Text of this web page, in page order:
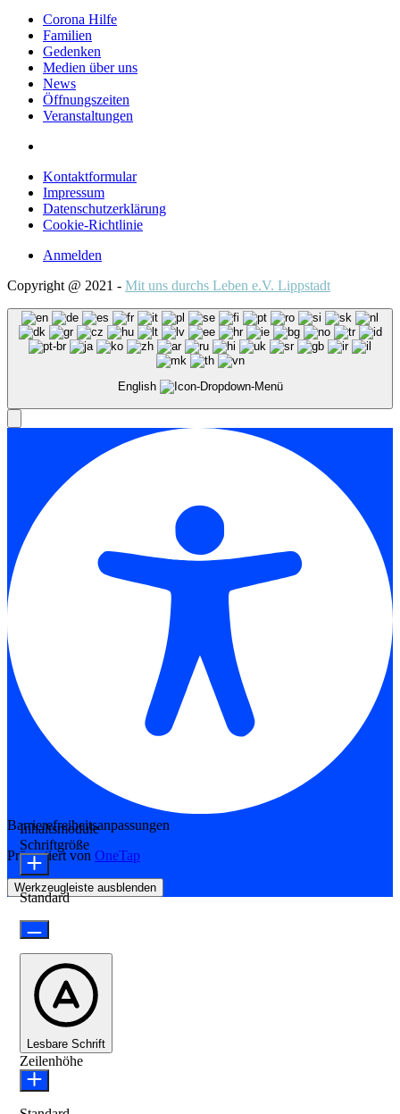
Corona Hilfe
Familien
Gedenken
Medien über uns
News
Öffnungszeiten
Veranstaltungen
Kontaktformular
Impressum
Datenschutzerklärung
Cookie-Richtlinie
Anmelden
Copyright @ 2021 - Mit uns durchs Leben e.V. Lippstadt
English
Barrierefreiheitsanpassungen
Präsentiert von OneTap
Werkzeugleiste ausblenden
Inhaltsmodule
Schriftgröße
Standard
Lesbare Schrift
Zeilenhöhe